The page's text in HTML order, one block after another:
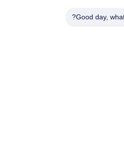
Good day,